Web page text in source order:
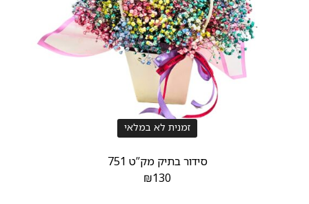
זמנית לא במלאי
סידור בתיק מק”ט 751
₪130